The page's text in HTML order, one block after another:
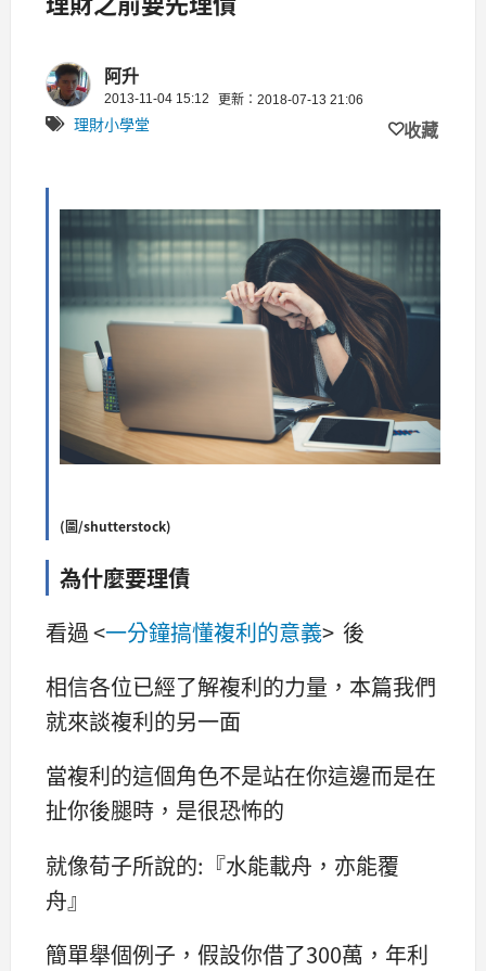
阿升
2013-11-04 15:12 更新：2018-07-13 21:06
理財小學堂 收藏
(圖/shutterstock)
為什麼要理債
看過 <一分鐘搞懂複利的意義> 後
相信各位已經了解複利的力量，本篇我們
就來談複利的另一面
當複利的這個角色不是站在你這邊而是在
扯你後腿時，是很恐怖的
就像荀子所說的:『水能載舟，亦能覆
舟』
簡單舉個例子，假設你借了300萬，年利